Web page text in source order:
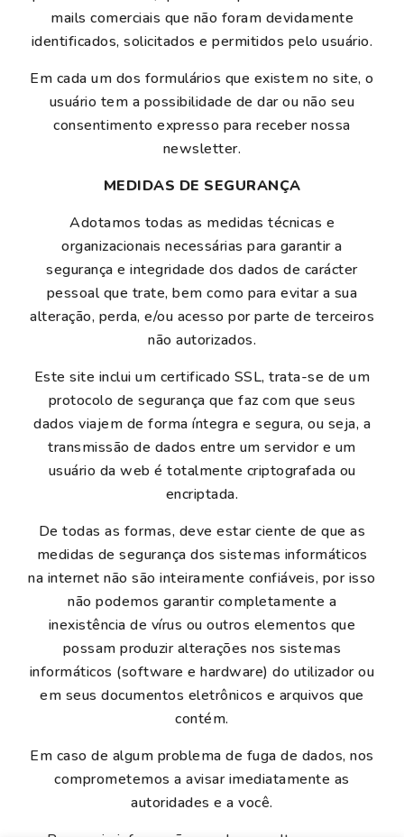
mails comerciais que não foram devidamente
identificados, solicitados e permitidos pelo usuário.
Em cada um dos formulários que existem no site, o
usuário tem a possibilidade de dar ou não seu
consentimento expresso para receber nossa
newsletter.
MEDIDAS DE SEGURANÇA
Adotamos todas as medidas técnicas e
organizacionais necessárias para garantir a
segurança e integridade dos dados de carácter
pessoal que trate, bem como para evitar a sua
alteração, perda, e/ou acesso por parte de terceiros
não autorizados.
Este site inclui um certificado SSL, trata-se de um
protocolo de segurança que faz com que seus
dados viajem de forma íntegra e segura, ou seja, a
transmissão de dados entre um servidor e um
usuário da web é totalmente criptografada ou
encriptada.
De todas as formas, deve estar ciente de que as
medidas de segurança dos sistemas informáticos
na internet não são inteiramente confiáveis, por isso
não podemos garantir completamente a
inexistência de vírus ou outros elementos que
possam produzir alterações nos sistemas
informáticos (software e hardware) do utilizador ou
em seus documentos eletrônicos e arquivos que
contém.
Em caso de algum problema de fuga de dados, nos
comprometemos a avisar imediatamente as
autoridades e a você.